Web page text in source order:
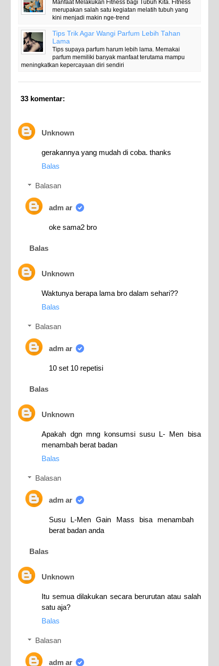
Manfaat Melakukan Fitness bagi Tubuh Kita. Fitness
merupakan salah satu kegiatan melatih tubuh yang
kini menjadi makin nge-trend
Tips Trik Agar Wangi Parfum Lebih Tahan
Lama
Tips supaya parfum harum lebih lama. Memakai
parfum memiliki banyak manfaat terutama mampu
meningkatkan kepercayaan diri sendiri
33 komentar:
Unknown
gerakannya yang mudah di coba. thanks
Balas
Balasan
adm ar
oke sama2 bro
Balas
Unknown
Waktunya berapa lama bro dalam sehari??
Balas
Balasan
adm ar
10 set 10 repetisi
Balas
Unknown
Apakah dgn mng konsumsi susu L- Men bisa
menambah berat badan
Balas
Balasan
adm ar
Susu L-Men Gain Mass bisa menambah
berat badan anda
Balas
Unknown
Itu semua dilakukan secara berurutan atau salah
satu aja?
Balas
Balasan
adm ar